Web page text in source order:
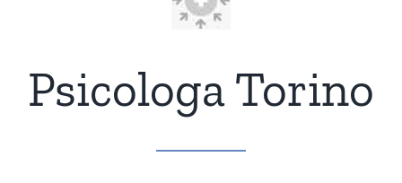
Psicologa Torino